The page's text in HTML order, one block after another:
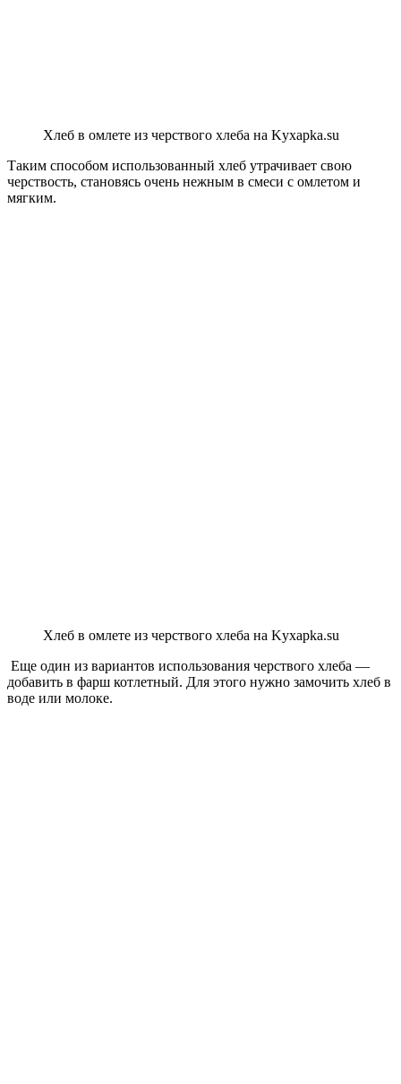
Хлеб в омлете из черствого хлеба на Kyxapka.su
Таким способом использованный хлеб утрачивает свою
черствость, становясь очень нежным в смеси с омлетом и
мягким.
Хлеб в омлете из черствого хлеба на Kyxapka.su
Еще один из вариантов использования черствого хлеба —
добавить в фарш котлетный. Для этого нужно замочить хлеб в
воде или молоке.